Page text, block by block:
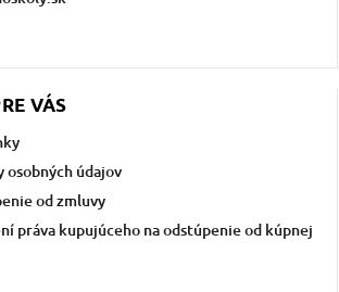
VÁS
osobných údajov
od zmluvy
práva kupujúceho na odstúpenie od kúpnej